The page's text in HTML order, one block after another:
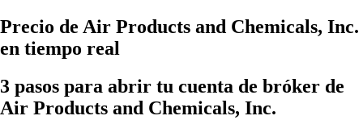
Precio de Air Products and Chemicals, Inc.
en tiempo real
3 pasos para abrir tu cuenta de bróker de
Air Products and Chemicals, Inc.